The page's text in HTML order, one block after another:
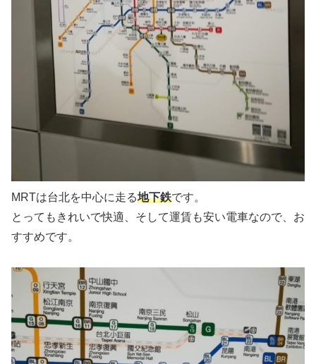
MRTは台北を中心に走る地下鉄です。
とってもきれいで快適、そして運賃も安い電車なので、お
すすめです。